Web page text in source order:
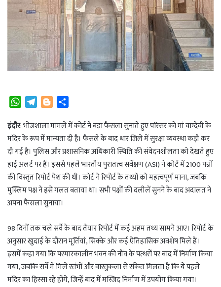
W
a
t
s
A
p
p
l
e
g
r
a
m
o
g
g
e
r
a
r
e
इंदौर: भोजशाला मामले में कोर्ट ने बड़ा फैसला सुनाते हुए परिसर को मां वाग्देवी के
मंदिर के रूप में मान्यता दी है। फैसले के बाद धार जिले में सुरक्षा व्यवस्था कड़ी कर
दी गई है। पुलिस और प्रशासनिक अधिकारी स्थिति की संवेदनशीलता को देखते हुए
हाई अलर्ट पर हैं। इससे पहले भारतीय पुरातत्व सर्वेक्षण (ASI) ने कोर्ट में 2100 पन्नों
की विस्तृत रिपोर्ट पेश की थी। कोर्ट ने रिपोर्ट के तथ्यों को महत्वपूर्ण माना, जबकि
मुस्लिम पक्ष ने इसे गलत बताया था। सभी पक्षों की दलीलें सुनने के बाद अदालत ने
अपना फैसला सुनाया।
98 दिनों तक चले सर्वे के बाद तैयार रिपोर्ट में कई अहम तथ्य सामने आए। रिपोर्ट के
अनुसार खुदाई के दौरान मूर्तियां, सिक्के और कई ऐतिहासिक अवशेष मिले हैं।
इसमें कहा गया कि परमारकालीन भवन की नींव के पत्थरों पर बाद में निर्माण किया
गया, जबकि सर्वे में मिले स्तंभों और वास्तुकला से संकेत मिलता है कि ये पहले
मंदिर का हिस्सा रहे होंगे, जिन्हें बाद में मस्जिद निर्माण में उपयोग किया गया।